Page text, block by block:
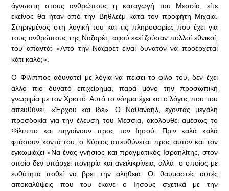
άγνωστη στους ανθρώπους η καταγωγή του Μεσσία, είτε
εκείνος θα ήταν από την Βηθλεέμ κατά τον προφήτη Μιχαία.
Στηριγμένος στη λογική του και τις πληροφορίες που έχει για
τους ανθρώπους της Ναζαρέτ, αφού εκεί ζούσαν πολλοί εθνικοί,
του απαντά: «Από την Ναζαρέτ είναι δυνατόν να προέρχεται
κάτι καλό;».
Ο Φίλιππος αδυνατεί με λόγια να πείσει το φίλο του, δεν έχει
άλλο πιο δυνατό επιχείρημα, παρά μόνο την προσωπική
γνωριμία με τον Χριστό. Αυτό το νόημα έχει και ο λόγος που του
απευθύνει, «Έρχου και ίδε». Ο Ναθαναήλ, έχοντας μεγάλη
προσδοκία για την έλευση του Μεσσία, ακολουθεί αμέσως το
Φίλιππο και πηγαίνουν προς τον Ιησού. Πριν καλά καλά
φτάσουν κοντά του, ο Κύριος απευθύνεται προς αυτόν και τον
εγκωμιάζει «Να ένας γνήσιος και πραγματικός Ισραηλίτης, στον
οποίο δεν υπάρχει πονηρία και ανειλικρίνεια, αλλά ο οποίος με
ευθύτητα ποθεί να βρει την αλήθεια. Οι θαυμαστές αυτές
αποκαλύψεις που του έκανε ο Ιησούς σχετικά με την